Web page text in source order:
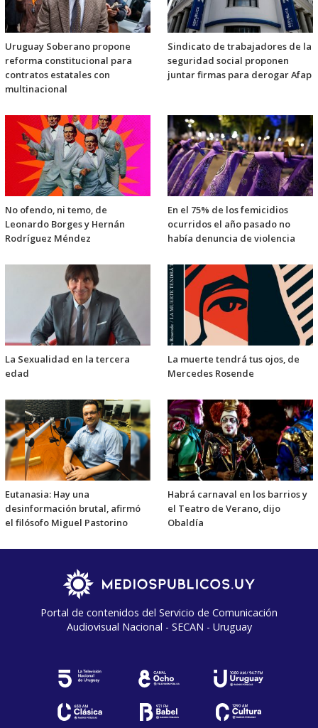
Uruguay Soberano propone
reforma constitucional para
contratos estatales con
multinacional
Sindicato de trabajadores de la
seguridad social proponen
juntar firmas para derogar Afap
No ofendo, ni temo, de
Leonardo Borges y Hernán
Rodríguez Méndez
En el 75% de los femicidios
ocurridos el año pasado no
había denuncia de violencia
La Sexualidad en la tercera
edad
La muerte tendrá tus ojos, de
Mercedes Rosende
Eutanasia: Hay una
desinformación brutal, afirmó
el filósofo Miguel Pastorino
Habrá carnaval en los barrios y
el Teatro de Verano, dijo
Obaldía
Portal de contenidos del Servicio de Comunicación
Audiovisual Nacional - SECAN - Uruguay